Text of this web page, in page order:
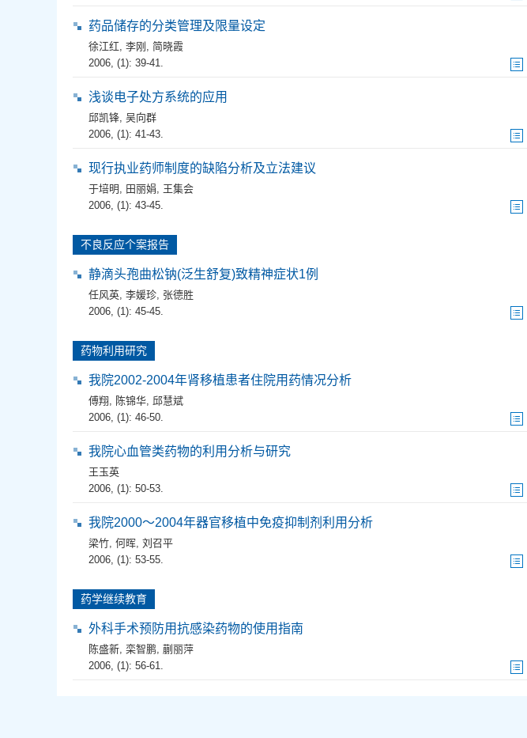
药品储存的分类管理及限量设定
徐江红, 李刚 , 简晓霞
2006, (1): 39-41.
浅谈电子处方系统的应用
邱凯锋, 吴向群
2006, (1): 41-43.
现行执业药师制度的缺陷分析及立法建议
于培明 , 田丽娟, 王集会
2006, (1): 43-45.
不良反应个案报告
静滴头孢曲松钠(泛生舒复)致精神症状1例
任风英, 李媛珍, 张德胜
2006, (1): 45-45.
药物利用研究
我院2002-2004年肾移植患者住院用药情况分析
傅翔, 陈锦华, 邱慧斌
2006, (1): 46-50.
我院心血管类药物的利用分析与研究
王玉英
2006, (1): 50-53.
我院2000～2004年器官移植中免疫抑制剂利用分析
梁竹, 何晖, 刘召平
2006, (1): 53-55.
药学继续教育
外科手术预防用抗感染药物的使用指南
陈盛新, 栾智鹏, 蒯丽萍
2006, (1): 56-61.